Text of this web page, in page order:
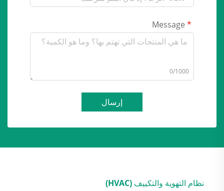
0/1000
إرسال
نظام التهوية والتكييف (HVAC)